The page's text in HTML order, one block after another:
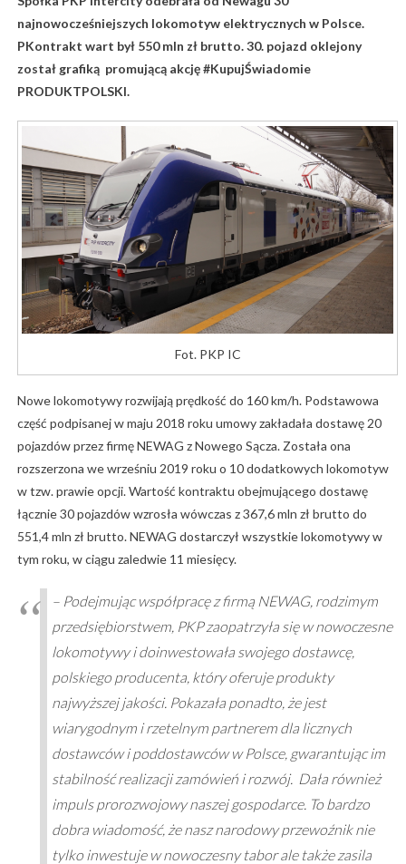
najnowocześniejszych lokomotyw elektrycznych w Polsce.
PKontrakt wart był 550 mln zł brutto. 30. pojazd oklejony
został grafiką promującą akcję #KupujŚwiadomie
PRODUKTPOLSKI.
Fot. PKP IC
Nowe lokomotywy rozwijają prędkość do 160 km/h. Podstawowa
część podpisanej w maju 2018 roku umowy zakładała dostawę 20
pojazdów przez firmę NEWAG z Nowego Sącza. Została ona
rozszerzona we wrześniu 2019 roku o 10 dodatkowych lokomotyw
w tzw. prawie opcji. Wartość kontraktu obejmującego dostawę
łącznie 30 pojazdów wzrosła wówczas z 367,6 mln zł brutto do
551,4 mln zł brutto. NEWAG dostarczył wszystkie lokomotywy w
tym roku, w ciągu zaledwie 11 miesięcy.
– Podejmując współpracę z firmą NEWAG, rodzimym
przedsiębiorstwem, PKP zaopatrzyła się w nowoczesne
lokomotywy i doinwestowała swojego dostawcę,
polskiego producenta, który oferuje produkty
najwyższej jakości. Pokazała ponadto, że jest
wiarygodnym i rzetelnym partnerem dla licznych
dostawców i poddostawców w Polsce, gwarantując im
stabilność realizacji zamówień i rozwój. Dała również
impuls prorozwojowy naszej gospodarce. To bardzo
dobra wiadomość, że nasz narodowy przewoźnik nie
tylko inwestuje w nowoczesny tabor ale także zasila